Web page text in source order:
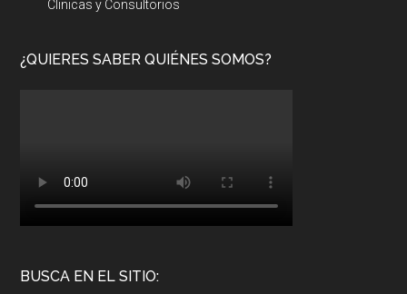
Clinicas y Consultorios
¿QUIERES SABER QUIÉNES SOMOS?
BUSCA EN EL SITIO: